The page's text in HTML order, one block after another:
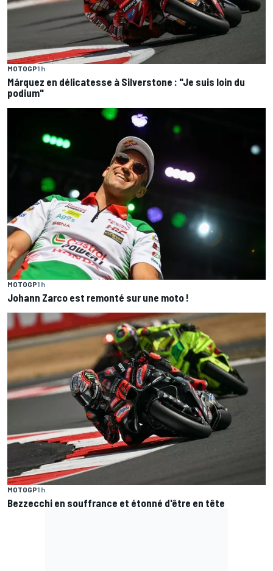
MOTOGP1 h
Márquez en délicatesse à Silverstone : "Je suis loin du
podium"
MOTOGP1 h
Johann Zarco est remonté sur une moto !
MOTOGP1 h
Bezzecchi en souffrance et étonné d'être en tête